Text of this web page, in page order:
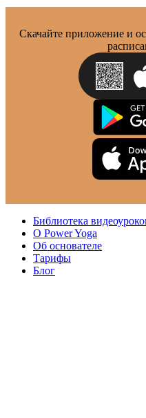
Скачайте приложение и
Библиотека
О Power Yoga
Об основателе
Тарифы
Блог